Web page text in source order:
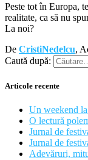
Peste tot în Europa,
realitate, ca să nu
La noi?
De CristiNedelcu,
Caută după:
Articole recente
Un weekend
O lectură
Jurnal de
Jurnal de
Adevăruri,